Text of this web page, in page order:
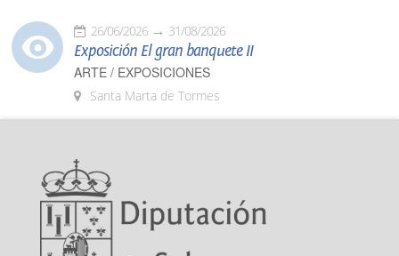
26/06/2026 31/08/2026
Exposición El gran banquete II
ARTE / EXPOSICIONES
Santa Marta de Tormes